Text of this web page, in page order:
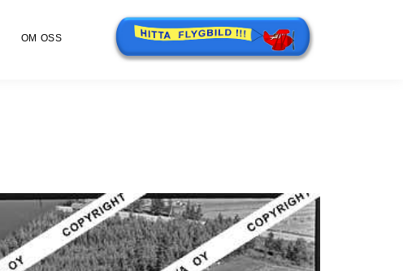
OM OSS